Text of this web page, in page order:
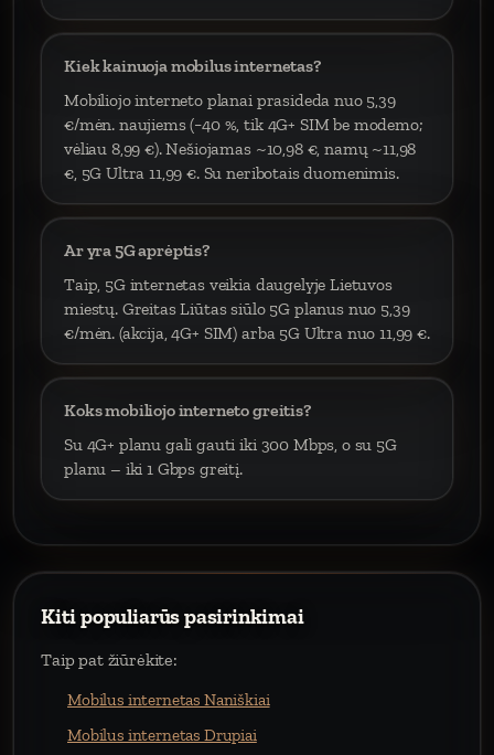
Kiek kainuoja mobilus internetas?
Mobiliojo interneto planai prasideda nuo 5,39
€/mėn. naujiems (−40 %, tik 4G+ SIM be modemo;
vėliau 8,99 €). Nešiojamas ~10,98 €, namų ~11,98
€, 5G Ultra 11,99 €. Su neribotais duomenimis.
Ar yra 5G aprėptis?
Taip, 5G internetas veikia daugelyje Lietuvos
miestų. Greitas Liūtas siūlo 5G planus nuo 5,39
€/mėn. (akcija, 4G+ SIM) arba 5G Ultra nuo 11,99 €.
Koks mobiliojo interneto greitis?
Su 4G+ planu gali gauti iki 300 Mbps, o su 5G
planu – iki 1 Gbps greitį.
Kiti populiarūs pasirinkimai
Taip pat žiūrėkite:
Mobilus internetas Naniškiai
Mobilus internetas Drupiai